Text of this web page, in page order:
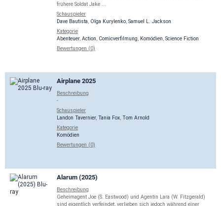
frühere Soldat Jake ...
Schauspieler
Dave Bautista
Olga Kurylenko Samuel L. Jackson
Kategorie
Abenteuer, Action Comicverfilmung Komödien Science Fiction
Bewertungen (0)
Airplane 2025
Beschreibung
-
Schauspieler
Landon Tavernier, Tania Fox Tom Arnold
Kategorie
Komödien
Bewertungen (0)
Alarum (2025)
Beschreibung
Geheimagent Joe (S. Eastwood) und Agentin Lara (W. Fitzgerald)
sind eigentlich verfeindet, verlieben sich jedoch während einer